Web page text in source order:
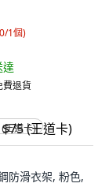
1個)
達
費退貨
王道卡)
防滑衣架, 粉色,